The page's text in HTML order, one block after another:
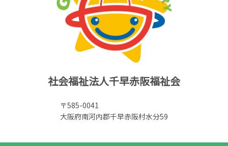
社会福祉法人千早赤阪福祉会
〒585-0041
大阪府南河内郡千早赤阪村水分59